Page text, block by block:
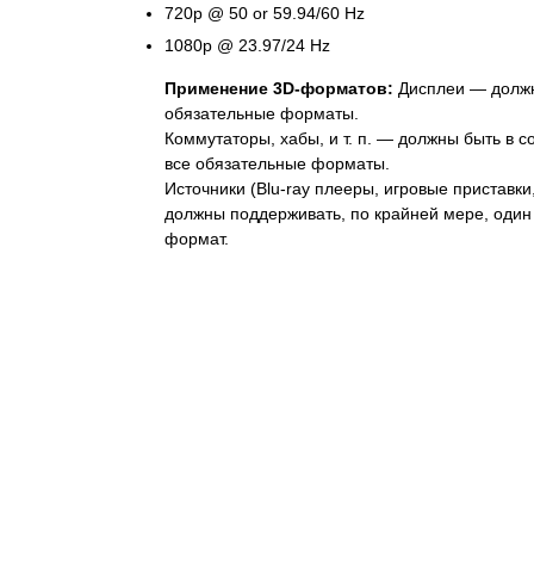
720p @ 50 or 59.94/60 Hz
1080p @ 23.97/24 Hz
Применение 3D-форматов: Дисплеи —
обязательные форматы.
Коммутаторы, хабы, и т. п. — должны быть в
все обязательные форматы.
Источники (Blu-ray плееры, игровые
должны поддерживать, по крайней мере,
формат.